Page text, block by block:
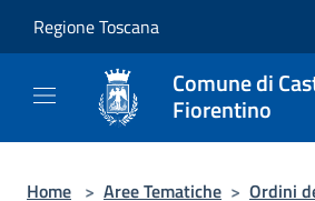
Regione Toscana
Comune di
Fiorentino
Home > Aree Tematiche > Ordini